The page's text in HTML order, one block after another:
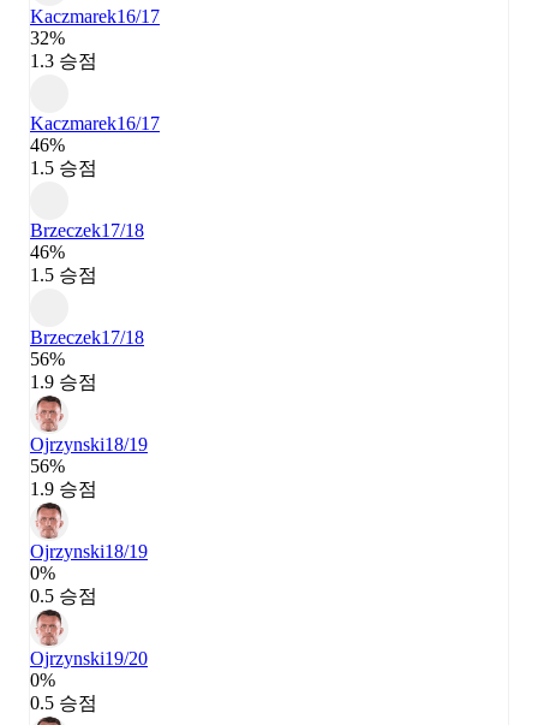
Kaczmarek16/17
32%
1.3 승점
Kaczmarek16/17
46%
1.5 승점
Brzeczek17/18
46%
1.5 승점
Brzeczek17/18
56%
1.9 승점
Ojrzynski18/19
56%
1.9 승점
Ojrzynski18/19
0%
0.5 승점
Ojrzynski19/20
0%
0.5 승점